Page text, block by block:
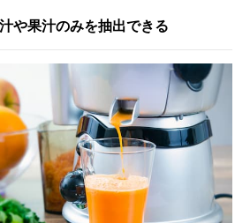
や果汁のみを抽出できる